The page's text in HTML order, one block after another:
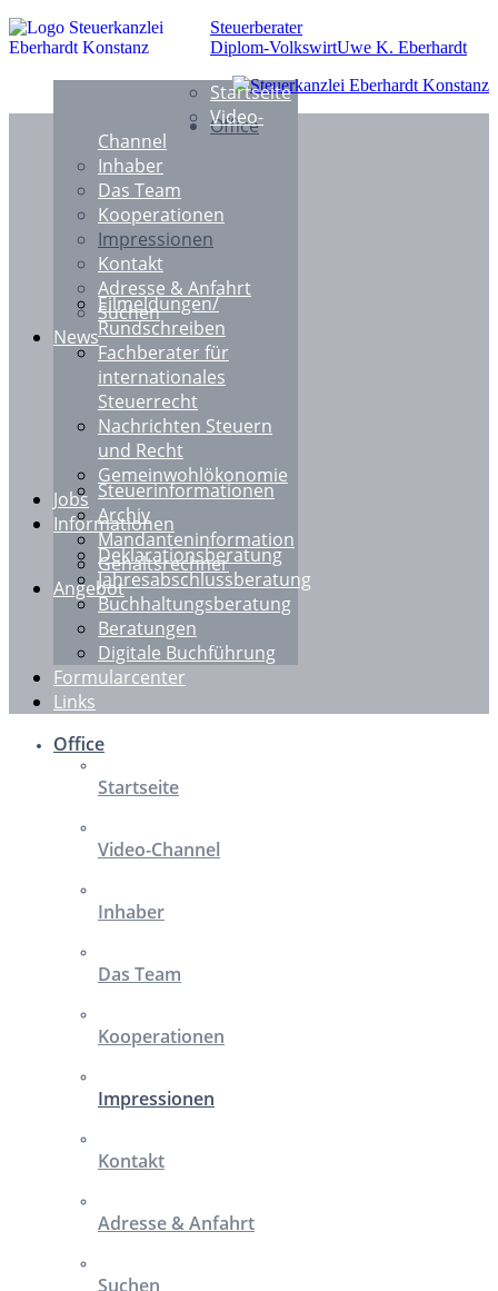
Steuerberater
Diplom-VolkswirtUwe K. Eberhardt
Office
Startseite
Video-
Channel
Inhaber
Das Team
Kooperationen
Impressionen
Kontakt
Adresse & Anfahrt
Suchen
News
Eilmeldungen/
Rundschreiben
Fachberater für
internationales
Steuerrecht
Nachrichten Steuern
und Recht
Gemeinwohlökonomie
Jobs
Informationen
Steuerinformationen
Archiv
Mandanteninformation
Gehaltsrechner
Angebot
Deklarationsberatung
Jahresabschlussberatung
Buchhaltungsberatung
Beratungen
Digitale Buchführung
Formularcenter
Links
Office
Startseite
Video-Channel
Inhaber
Das Team
Kooperationen
Impressionen
Kontakt
Adresse & Anfahrt
Suchen